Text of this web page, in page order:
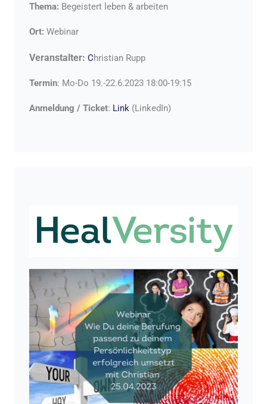
Thema: Begeistert leben & arbeiten
Ort: Webinar
Veranstalter: Christian Rupp
Termin: Mo-Do 19.-22.6.2023 18:00-19:15
Anmeldung / Ticket: Link (LinkedIn)